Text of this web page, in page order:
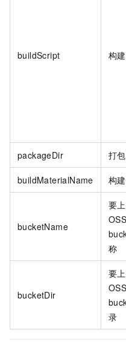
buildScript 构
packageDir 打
buildMaterialName 构
bucketName
要
OSS
称
bucketDir
要
OSS
录